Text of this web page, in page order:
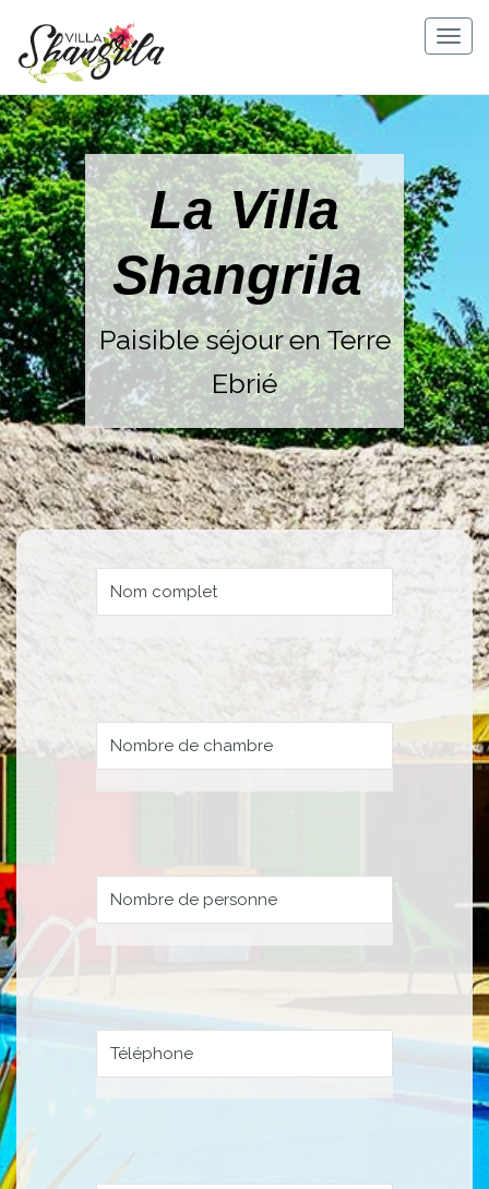
content
La Villa
Shangrila
Paisible séjour en Terre
Ebrié